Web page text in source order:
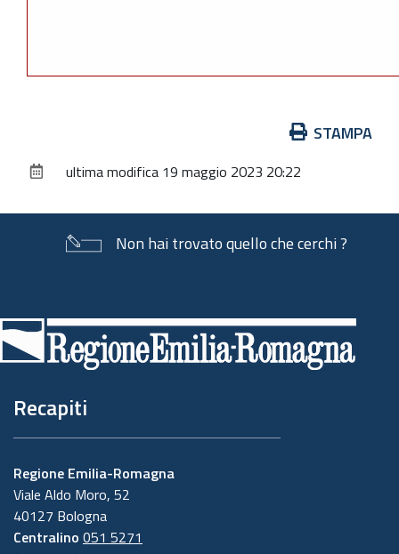
documento
STAMPA
ultima modifica 19 maggio 2023 20:22
Non hai trovato quello che cerchi ?
di
pagina
Recapiti
Regione Emilia-Romagna
Viale Aldo Moro, 52
40127 Bologna
Centralino 051 5271